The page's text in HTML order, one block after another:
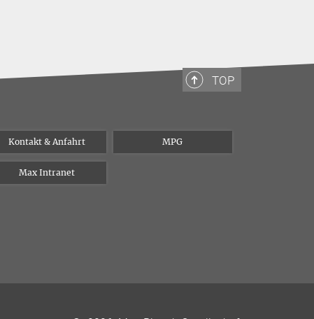
TOP
Kontakt & Anfahrt MPG
Max Intranet